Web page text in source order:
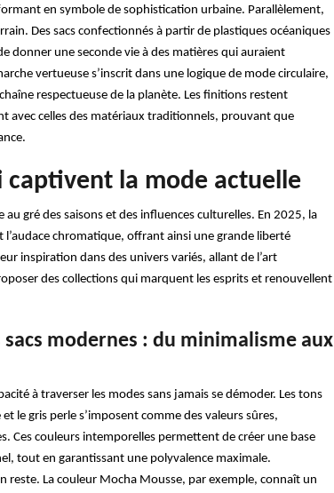
en symbole de sophistication urbaine. Parallèlement,
Des sacs confectionnés à partir de plastiques océaniques
donner une seconde vie à des matières qui auraient
vertueuse s’inscrit dans une logique de mode circulaire,
respectueuse de la planète. Les finitions restent
avec celles des matériaux traditionnels, prouvant que
la mode actuelle
gré des saisons et des influences culturelles. En 2025, la
chromatique, offrant ainsi une grande liberté
inspiration dans des univers variés, allant de l’art
des collections qui marquent les esprits et renouvellent
modernes : du minimalisme aux
à traverser les modes sans jamais se démoder. Les tons
le gris perle s’imposent comme des valeurs sûres,
Ces couleurs intemporelles permettent de créer une base
tout en garantissant une polyvalence maximale.
reste. La couleur Mocha Mousse, par exemple, connaît un